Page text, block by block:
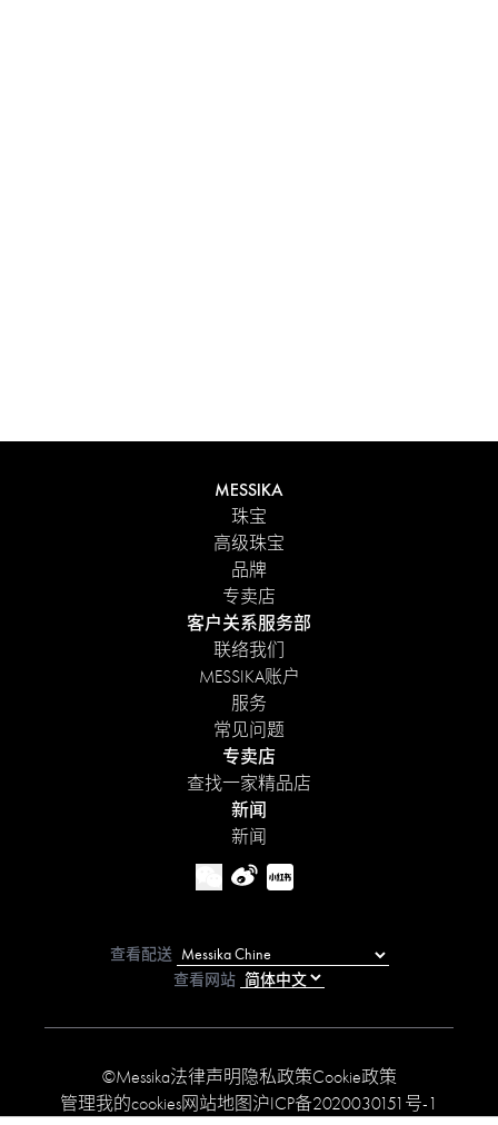
探索
MESSIKA
珠宝
高级珠宝
品牌
专卖店
客户关系服务部
联络我们
MESSIKA账户
服务
常见问题
专卖店
查找一家精品店
新闻
新闻
©Messika法律声明 隐私政策Cookie政策
管理我的cookies网站地图 沪ICP备2020030151号-1
查看配送
查看网站